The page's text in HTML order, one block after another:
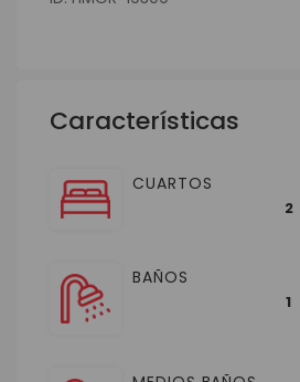
Características
CUARTOS
2
BAÑOS
1